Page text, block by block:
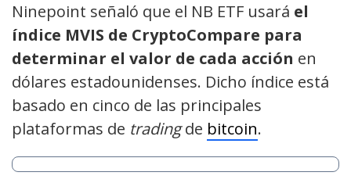
Ninepoint señaló que el NB ETF usará el
índice MVIS de CryptoCompare para
determinar el valor de cada acción en
dólares estadounidenses. Dicho índice está
basado en cinco de las principales
plataformas de tradingde bitcoin.